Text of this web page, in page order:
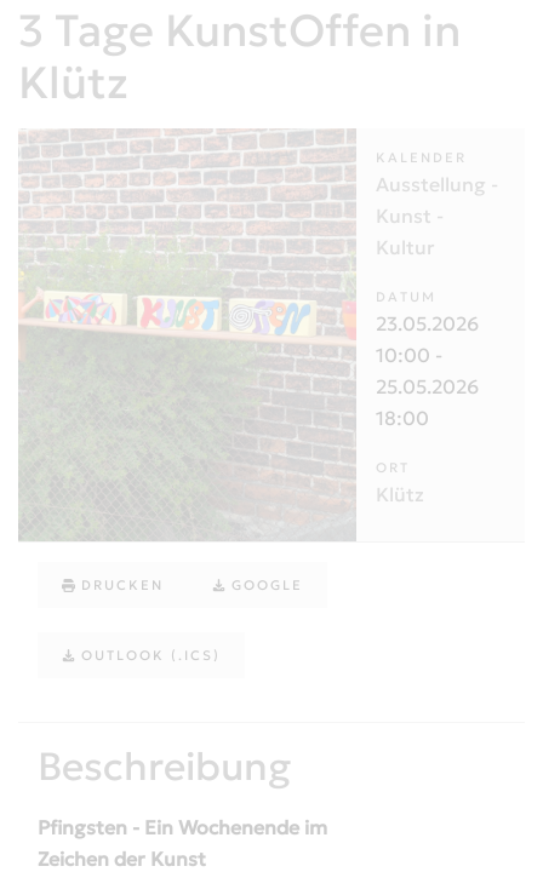
3 Tage KunstOffen in
Klütz
KALENDER
Ausstellung -
Kunst -
Kultur
DATUM
23.05.2026
10:00 -
25.05.2026
18:00
ORT
Klütz
DRUCKEN GOOGLE
OUTLOOK (.ICS)
Beschreibung
Pfingsten - Ein Wochenende im
Zeichen der Kunst